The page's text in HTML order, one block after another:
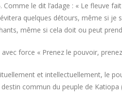
Comme le dit l’adage : « Le fleuve
quelques détours, même si je
même si cela doit ou peut
avec force « Prenez le pouvoir,
et intellectuellement, le
commun du peuple de Katiopa